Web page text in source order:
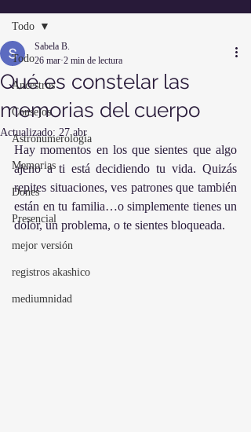
Todo
Ancestros
Consejos
Astronumerología
Memorias
Dones
Presencial
mejor versión
registros akashico
mediumnidad
Todo
Qué es constelar las
memorias del cuerpo
Sabela B.
26 mar 2 min de lectura
Actualizado: 27 abr
Hay momentos en los que sientes que algo
ajeno a ti está decidiendo tu vida. Quizás
repites situaciones, ves patrones que también
están en tu familia…o simplemente tienes un
dolor, un problema, o te sientes bloqueada.